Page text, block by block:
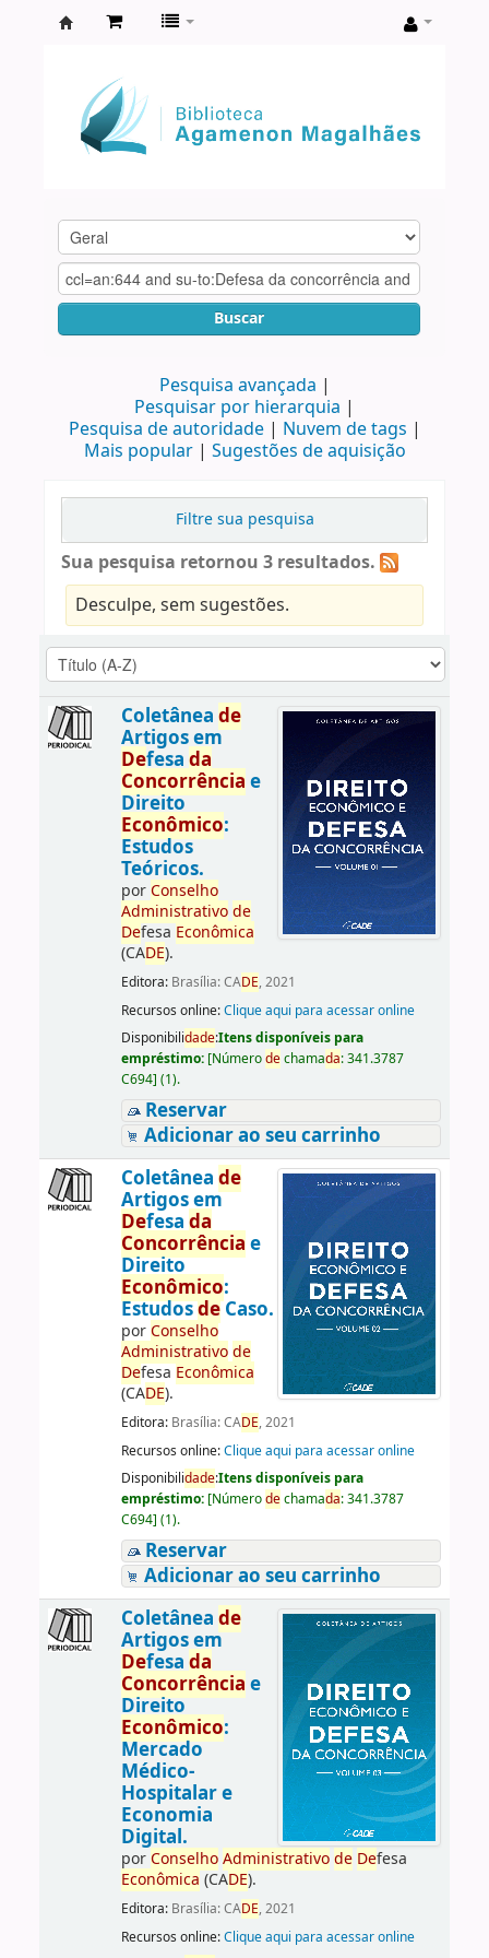
Agamenon
Magalhães
Buscar
Pesquisa avançada
Pesquisar por hierarquia
Pesquisa de autoridade
Nuvem de tags
Mais popular
Sugestões de aquisição
Filtre sua pesquisa
Sua pesquisa retornou 3 resultados.
Desculpe, sem sugestões.
Coletânea de
Artigos em
Defesa da
Concorrência e
Direito
Econômico:
Estudos
Teóricos.
porConselho
Administrativo de
Defesa Econômica
(CADE).
Editora: Brasília: CADE, 2021
Recursos online:Clique aqui para acessar online
Disponibilidade:Itens disponíveis para
empréstimo: [Númerodechamada:341.3787
C694] (1).
Reservar
Adicionar ao seu carrinho
Coletânea de
Artigos em
Defesa da
Concorrência e
Direito
Econômico:
EstudosdeCaso.
porConselho
Administrativo de
Defesa Econômica
(CADE).
Editora: Brasília: CADE, 2021
Recursos online:Clique aqui para acessar online
Disponibilidade:Itens disponíveis para
empréstimo: [Númerodechamada:341.3787
C694] (1).
Reservar
Adicionar ao seu carrinho
Coletânea de
Artigos em
Defesa da
Concorrência e
Direito
Econômico:
Mercado
Médico-
Hospitalar e
Economia
Digital.
porConselho Administrativo de Defesa
Econômica (CADE).
Editora: Brasília: CADE, 2021
Recursos online:Clique aqui para acessar online